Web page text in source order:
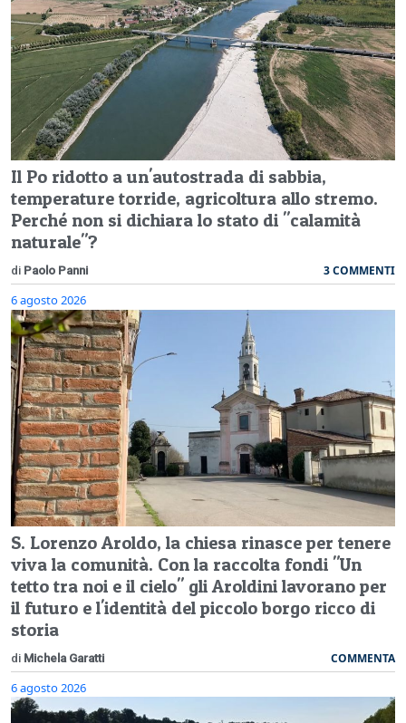
Il Po ridotto a un'autostrada di sabbia,
temperature torride, agricoltura allo stremo.
Perché non si dichiara lo stato di "calamità
naturale"?
di Paolo Panni 3 COMMENTI
6 agosto 2026
S. Lorenzo Aroldo, la chiesa rinasce per tenere
viva la comunità. Con la raccolta fondi "Un
tetto tra noi e il cielo" gli Aroldini lavorano per
il futuro e l'identità del piccolo borgo ricco di
storia
di Michela Garatti COMMENTA
6 agosto 2026